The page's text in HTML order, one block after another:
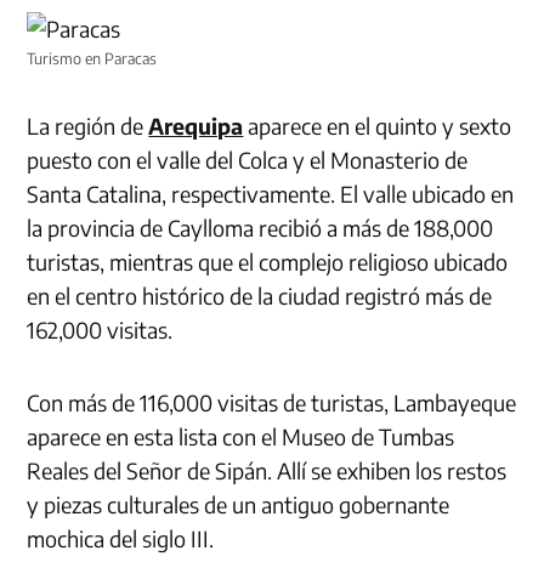
Turismo en Paracas
La región de Arequipa aparece en el quinto y sexto
puesto con el valle del Colca y el Monasterio de
Santa Catalina, respectivamente. El valle ubicado en
la provincia de Caylloma recibió a más de 188,000
turistas, mientras que el complejo religioso ubicado
en el centro histórico de la ciudad registró más de
162,000 visitas.
Con más de 116,000 visitas de turistas, Lambayeque
aparece en esta lista con el Museo de Tumbas
Reales del Señor de Sipán. Allí se exhiben los restos
y piezas culturales de un antiguo gobernante
mochica del siglo III.